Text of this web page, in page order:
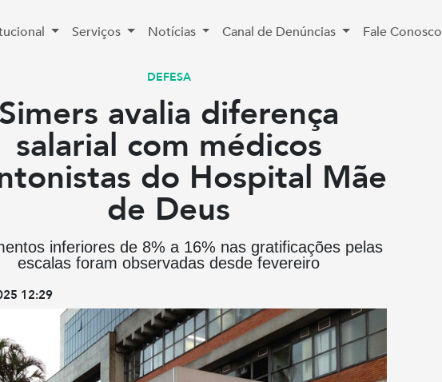
Serviços Notícias Canal de Denúncias Fale Conosco
DEFESA
Simers avalia diferença
salarial com médicos
do Hospital Mãe
de Deus
inferiores de 8% a 16% nas gratificações pelas
escalas foram observadas desde fevereiro
12:29